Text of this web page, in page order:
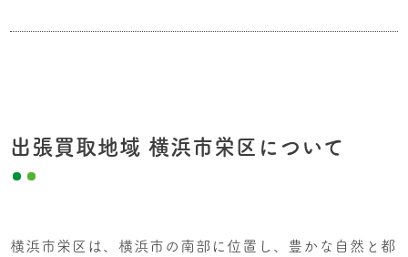
出張買取地域 横浜市栄区について
横浜市栄区は、横浜市の南部に位置し、豊かな自然と都